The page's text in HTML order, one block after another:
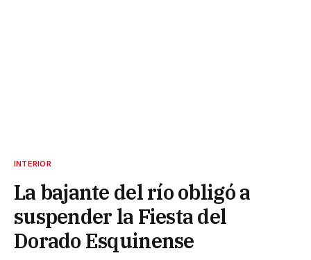
INTERIOR
La bajante del río obligó a
suspender la Fiesta del
Dorado Esquinense